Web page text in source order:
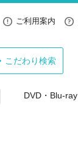
ご利用案内
こだわり検索
DVD・Blu-ray